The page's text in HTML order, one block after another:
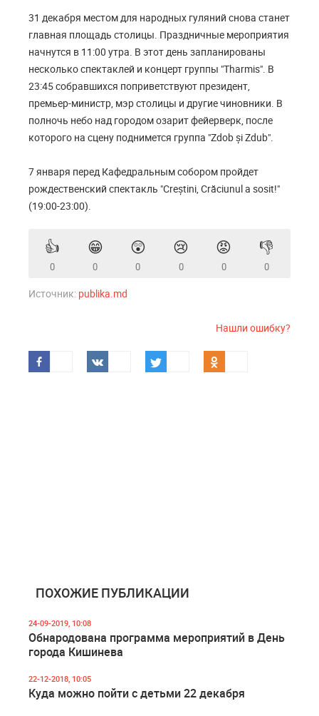
31 декабря местом для народных гуляний снова станет
главная площадь столицы. Праздничные мероприятия
начнутся в 11:00 утра. В этот день запланированы
несколько спектаклей и концерт группы "Tharmis". В
23:45 собравшихся поприветствуют президент,
премьер-министр, мэр столицы и другие чиновники. В
полночь небо над городом озарит фейерверк, после
которого на сцену поднимется группа "Zdob și Zdub".
7 января перед Кафедральным собором пройдет
рождественский спектакль "Creștini, Crăciunul a sosit!"
(19:00-23:00).
👍
0
😁
0
😲
0
😢
0
😡
0
👎
0
Источник: publika.md
Нашли ошибку?
ПОХОЖИЕ ПУБЛИКАЦИИ
24-09-2019, 10:08
Обнародована программа мероприятий в День
города Кишинева
22-12-2018, 10:05
Куда можно пойти с детьми 22 декабря